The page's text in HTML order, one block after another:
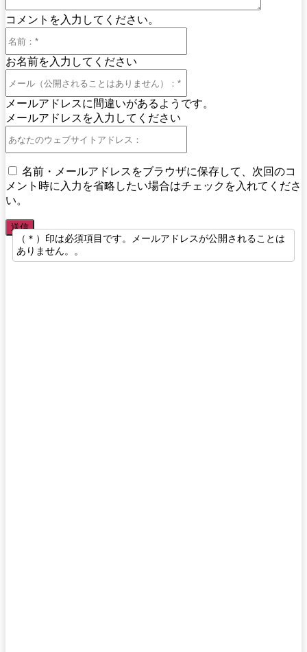
コメントを入力してください。
お名前を入力してください
ル
る
こ
あ
ま
メールアドレスに間違いがあるようです。
メールアドレスを入力してください
の
ウ
サ
ト
名前・メールアドレスをブラウザに保存して、次回のコ
メント時に入力を省略したい場合はチェックを入れてくださ
い。
（＊）印は必須項目です。メールアドレスが公開されることは
ありません。。